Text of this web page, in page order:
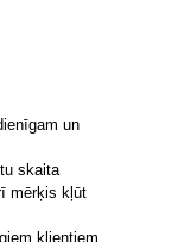
un
skaita
mērķis kļūt
klientiem,